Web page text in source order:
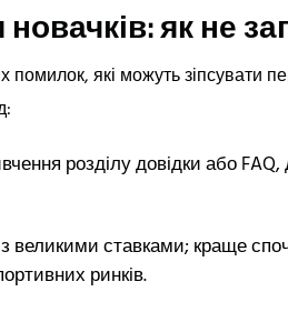
як не
помилок, які можуть зіпсувати
розділу довідки або
великими ставками; краще
ринків.